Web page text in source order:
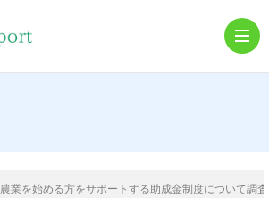
機
農
農業を始める方をサポートする助成金制度について調